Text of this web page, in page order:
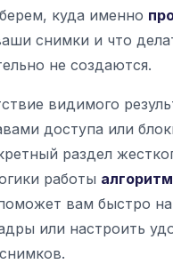
куда именно
снимки и что
не создаются.
видимого
доступа или
раздел
работы
вам быстро
или настроить